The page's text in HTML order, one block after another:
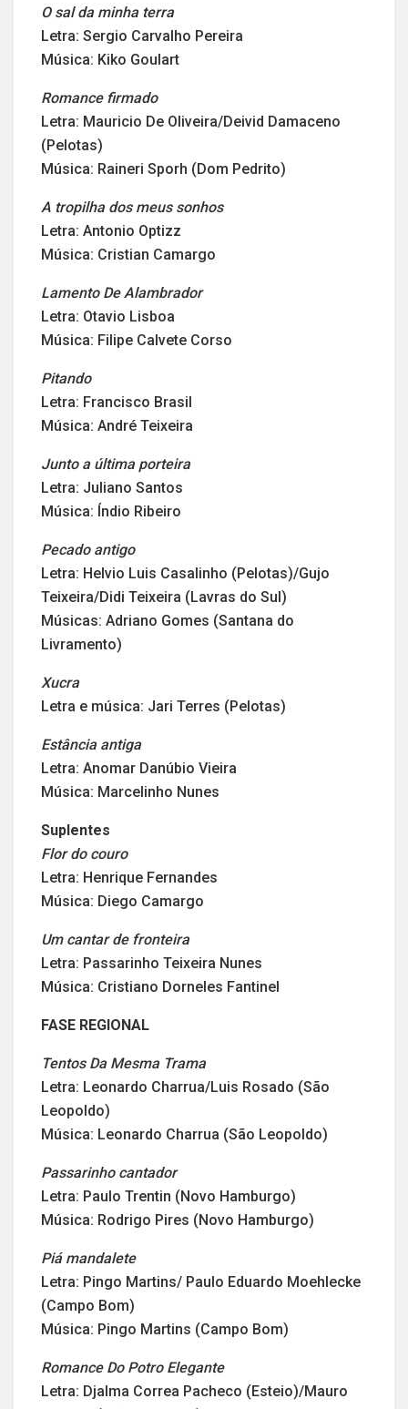
O sal da minha terra
Letra: Sergio Carvalho Pereira
Música: Kiko Goulart
Romance firmado
Letra: Mauricio De Oliveira/Deivid Damaceno
(Pelotas)
Música: Raineri Sporh (Dom Pedrito)
A tropilha dos meus sonhos
Letra: Antonio Optizz
Música: Cristian Camargo
Lamento De Alambrador
Letra: Otavio Lisboa
Música: Filipe Calvete Corso
Pitando
Letra: Francisco Brasil
Música: André Teixeira
Junto a última porteira
Letra: Juliano Santos
Música: Índio Ribeiro
Pecado antigo
Letra: Helvio Luis Casalinho (Pelotas)/Gujo
Teixeira/Didi Teixeira (Lavras do Sul)
Músicas: Adriano Gomes (Santana do
Livramento)
Xucra
Letra e música: Jari Terres (Pelotas)
Estância antiga
Letra: Anomar Danúbio Vieira
Música: Marcelinho Nunes
Suplentes
Flor do couro
Letra: Henrique Fernandes
Música: Diego Camargo
Um cantar de fronteira
Letra: Passarinho Teixeira Nunes
Música: Cristiano Dorneles Fantinel
FASE REGIONAL
Tentos Da Mesma Trama
Letra: Leonardo Charrua/Luis Rosado (São
Leopoldo)
Música: Leonardo Charrua (São Leopoldo)
Passarinho cantador
Letra: Paulo Trentin (Novo Hamburgo)
Música: Rodrigo Pires (Novo Hamburgo)
Piá mandalete
Letra: Pingo Martins/ Paulo Eduardo Moehlecke
(Campo Bom)
Música: Pingo Martins (Campo Bom)
Romance Do Potro Elegante
Letra: Djalma Correa Pacheco (Esteio)/Mauro